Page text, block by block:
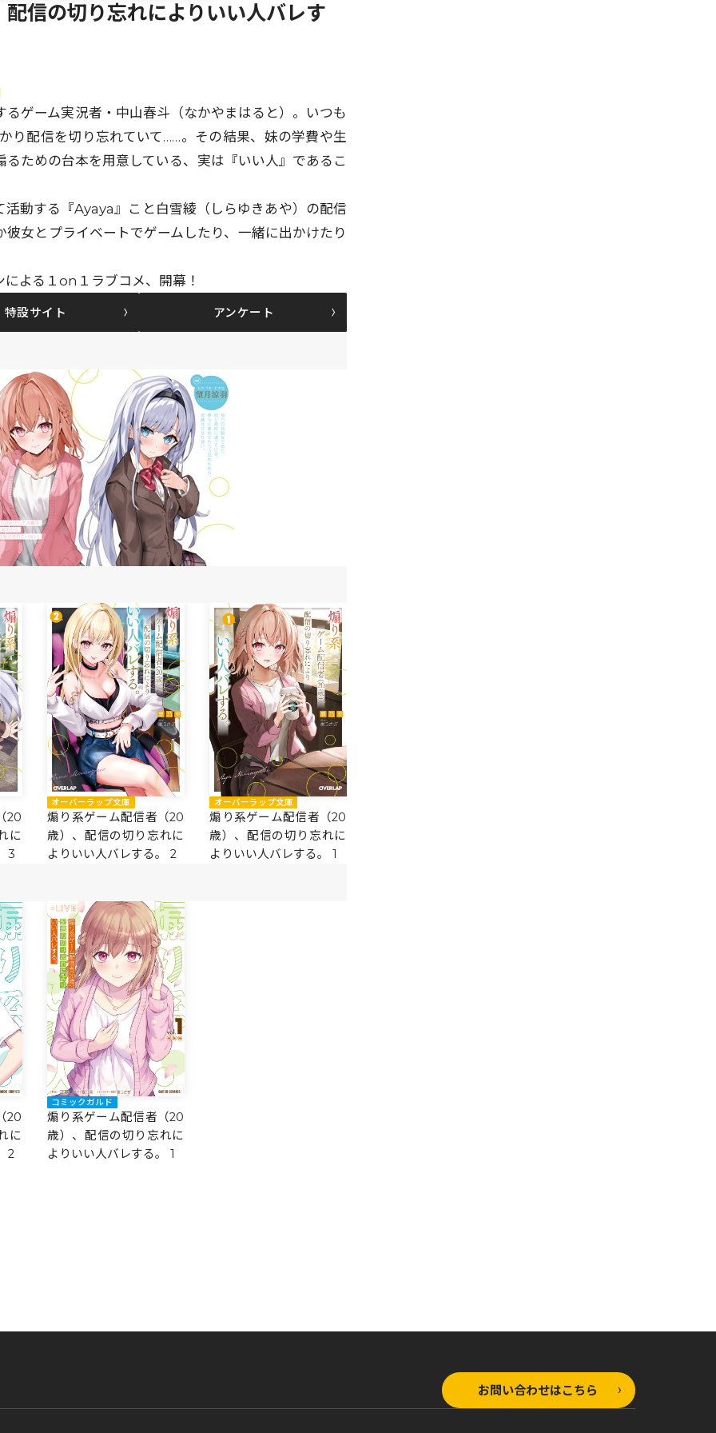
信の切り忘れによりいい人バレす
ゲーム実況者・中山春斗（なかやまはると）。いつも
り配信を切り忘れていて……。その結果、妹の学費や生
ための台本を用意している、実は『いい人』であるこ
動する『Ayaya』こと白雪綾（しらゆきあや）の配信
女とプライベートでゲームしたり、一緒に出かけたり
よる１on１ラブコメ、開幕！
特設サイト アンケート
20
に
3
オーバーラップ文庫
煽り系ゲーム配信者（20
歳）、配信の切り忘れに
よりいい人バレする。 2
オーバーラップ文庫
煽り系ゲーム配信者（20
歳）、配信の切り忘れに
よりいい人バレする。 1
20
に
2
コミックガルド
煽り系ゲーム配信者（20
歳）、配信の切り忘れに
よりいい人バレする。 1
お問い合わせはこちら